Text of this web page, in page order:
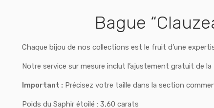
Bague
Chaque bijou de nos collections est le fruit d’une
Notre service sur mesure inclut l’ajustement gratuit de
Important : Précisez votre taille dans la section
Poids du Saphir étoilé : 3,60 carats